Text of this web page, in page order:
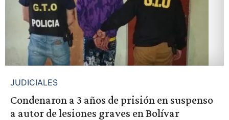
JUDICIALES
Condenaron a 3 años de prisión en suspenso
a autor de lesiones graves en Bolívar